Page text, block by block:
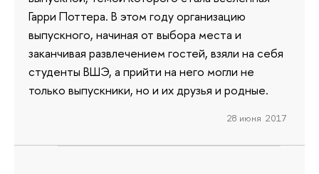
Гарри Поттера. В этом году организацию
выпускного, начиная от выбора места и
заканчивая развлечением гостей, взяли на себя
студенты ВШЭ, а прийти на него могли не
только выпускники, но и их друзья и родные.
28 июня 2017